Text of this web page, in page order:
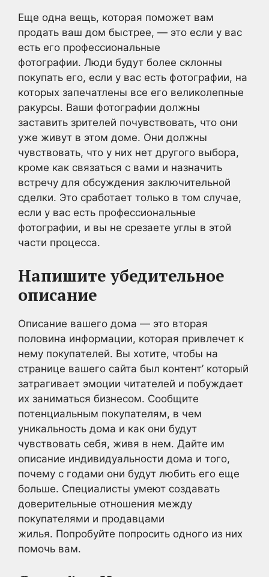
Еще одна вещь, которая поможет вам
продать ваш дом быстрее, — это если у вас
есть его профессиональные
фотографии. Люди будут более склонны
покупать его, если у вас есть фотографии, на
которых запечатлены все его великолепные
ракурсы. Ваши фотографии должны
заставить зрителей почувствовать, что они
уже живут в этом доме. Они должны
чувствовать, что у них нет другого выбора,
кроме как связаться с вами и назначить
встречу для обсуждения заключительной
сделки. Это сработает только в том случае,
если у вас есть профессиональные
фотографии, и вы не срезаете углы в этой
части процесса.
Напишите убедительное
описание
Описание вашего дома — это вторая
половина информации, которая привлечет к
нему покупателей. Вы хотите, чтобы на
странице вашего сайта был контент’ который
затрагивает эмоции читателей и побуждает
их заниматься бизнесом. Сообщите
потенциальным покупателям, в чем
уникальность дома и как они будут
чувствовать себя, живя в нем. Дайте им
описание индивидуальности дома и того,
почему с годами они будут любить его еще
больше. Специалисты умеют создавать
доверительные отношения между
покупателями и продавцами
жилья. Попробуйте попросить одного из них
помочь вам.